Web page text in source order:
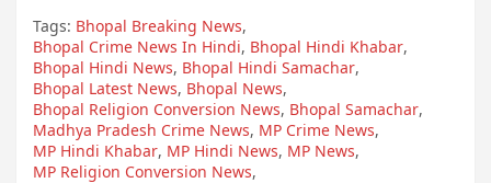
Tags: Bhopal Breaking News,
Bhopal Crime News In Hindi, Bhopal Hindi Khabar,
Bhopal Hindi News, Bhopal Hindi Samachar,
Bhopal Latest News, Bhopal News,
Bhopal Religion Conversion News, Bhopal Samachar,
Madhya Pradesh Crime News, MP Crime News,
MP Hindi Khabar, MP Hindi News, MP News,
MP Religion Conversion News,